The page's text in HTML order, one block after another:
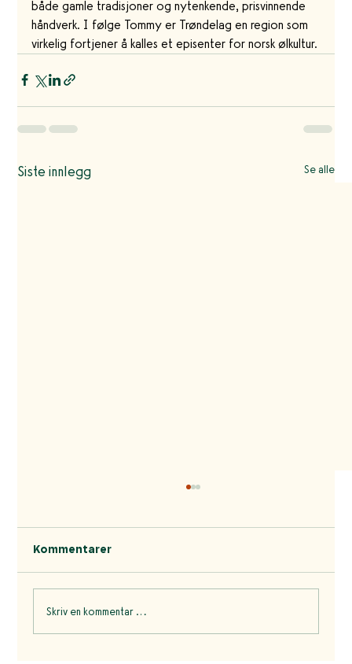
både gamle tradisjoner og nytenkende, prisvinnende
håndverk. I følge Tommy er Trøndelag en region som
virkelig fortjener å kalles et episenter for norsk ølkultur.
Siste innlegg Se alle
Kommentarer
Skriv en kommentar …